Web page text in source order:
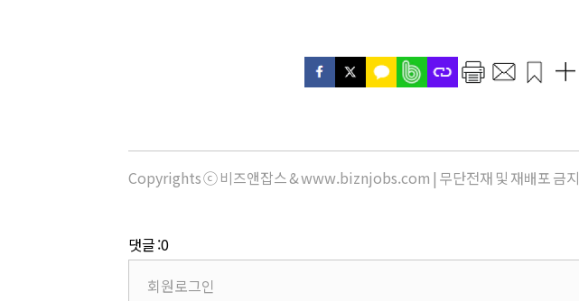
Copyrights ⓒ 비즈앤잡스 & www.biznjobs.com | 무단전재 및 재배포 금지
댓글 :0
회원로그인